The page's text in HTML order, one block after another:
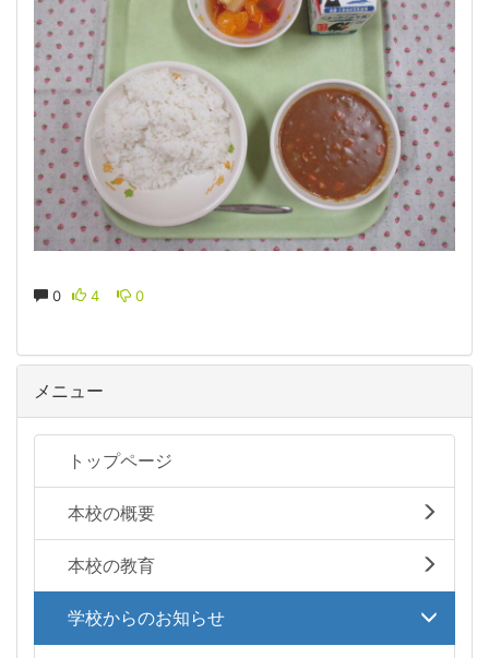
0 4 0
メニュー
トップページ
本校の概要
本校の教育
学校からのお知らせ